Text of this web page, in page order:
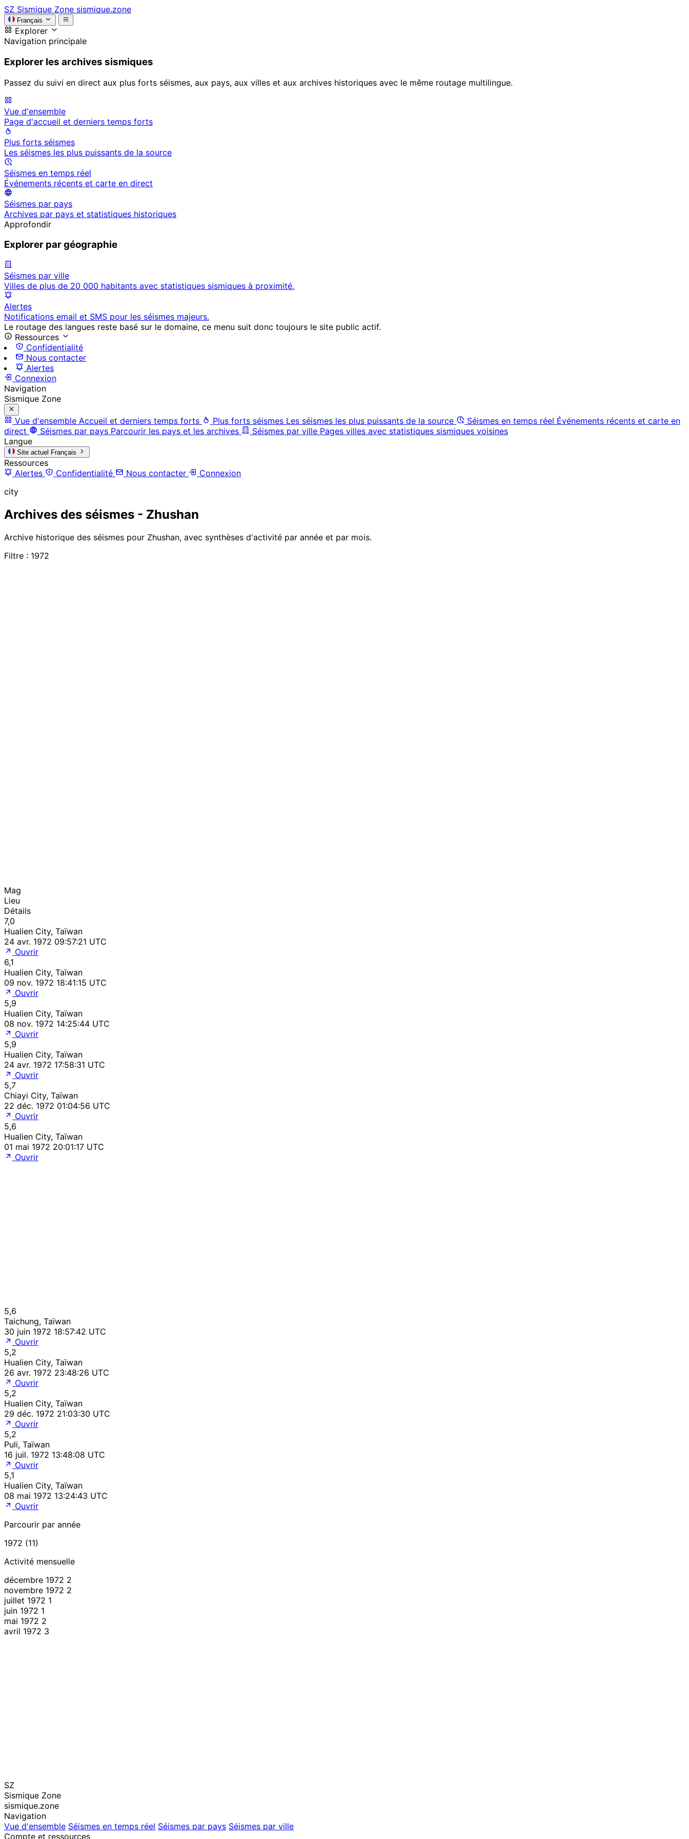
SZ Sismique Zone sismique.zone
Français
Explorer
Navigation principale
Explorer les archives sismiques
Passez du suivi en direct aux plus forts séismes, aux pays, aux villes et aux archives historiques avec le même routage multilingue.
Vue d'ensemble
Page d'accueil et derniers temps forts
Plus forts séismes
Les séismes les plus puissants de la source
Séismes en temps réel
Événements récents et carte en direct
Séismes par pays
Archives par pays et statistiques historiques
Approfondir
Explorer par géographie
Séismes par ville
Villes de plus de 20 000 habitants avec statistiques sismiques à proximité.
Alertes
Notifications email et SMS pour les séismes majeurs.
Le routage des langues reste basé sur le domaine, ce menu suit donc toujours le site public actif.
Ressources
Confidentialité
Nous contacter
Alertes
Connexion
Navigation
Sismique Zone
Vue d'ensemble Accueil et derniers temps forts Plus forts séismes Les séismes les plus puissants de la source Séismes en temps réel Événements récents et carte en
direct
Séismes par pays Parcourir les pays et les archives Séismes par ville Pages villes avec statistiques sismiques voisines
Langue
Site actuel Français
Ressources
Alertes
Confidentialité Nous contacter
Connexion
city
Archives des séismes - Zhushan
Archive historique des séismes pour Zhushan, avec synthèses d'activité par année et par mois.
Filtre : 1972
Mag
Lieu
Détails
7,0
Hualien City, Taïwan
24 avr. 1972 09:57:21 UTC
Ouvrir
6,1
Hualien City, Taïwan
09 nov. 1972 18:41:15 UTC
Ouvrir
5,9
Hualien City, Taïwan
08 nov. 1972 14:25:44 UTC
Ouvrir
5,9
Hualien City, Taïwan
24 avr. 1972 17:58:31 UTC
Ouvrir
5,7
Chiayi City, Taïwan
22 déc. 1972 01:04:56 UTC
Ouvrir
5,6
Hualien City, Taïwan
01 mai 1972 20:01:17 UTC
Ouvrir
5,6
Taichung, Taïwan
30 juin 1972 18:57:42 UTC
Ouvrir
5,2
Hualien City, Taïwan
26 avr. 1972 23:48:26 UTC
Ouvrir
5,2
Hualien City, Taïwan
29 déc. 1972 21:03:30 UTC
Ouvrir
5,2
Puli, Taïwan
16 juil. 1972 13:48:08 UTC
Ouvrir
5,1
Hualien City, Taïwan
08 mai 1972 13:24:43 UTC
Ouvrir
Parcourir par année
1972 (11)
Activité mensuelle
décembre 1972 2
novembre 1972 2
juillet 1972 1
juin 1972 1
mai 1972 2
avril 1972 3
SZ
Sismique Zone
sismique.zone
Navigation
Vue d'ensemble Séismes en temps réel Séismes par pays Séismes par ville
Compte et ressources